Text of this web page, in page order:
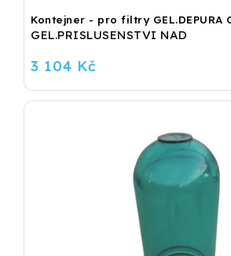
Kontejner - pro filtry GEL.DEPURA
GEL.PRISLUSENSTVI NAD
3 104 Kč